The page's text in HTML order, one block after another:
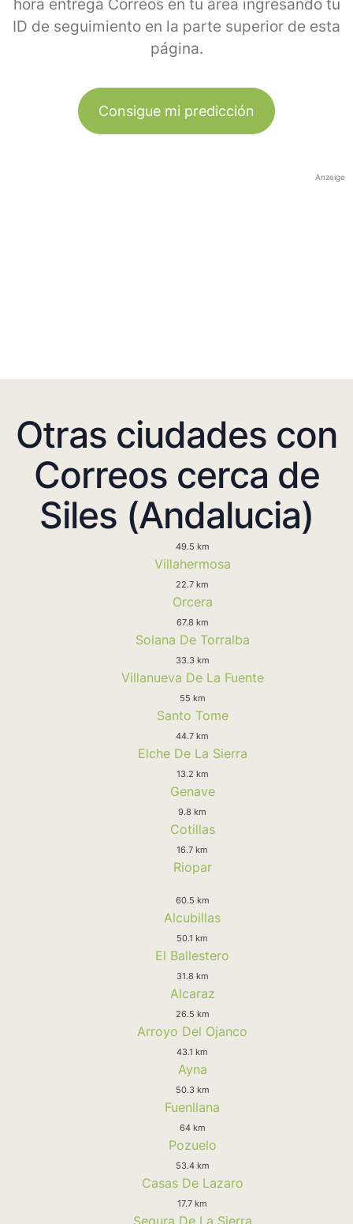
hora entrega Correos en tu área ingresando tu
ID de seguimiento en la parte superior de esta
página.
Consigue mi predicción
Anzeige
Otras ciudades con
Correos cerca de
Siles (Andalucia)
49.5 km
Villahermosa
22.7 km
Orcera
67.8 km
Solana De Torralba
33.3 km
Villanueva De La Fuente
55 km
Santo Tome
44.7 km
Elche De La Sierra
13.2 km
Genave
9.8 km
Cotillas
16.7 km
Riopar
60.5 km
Alcubillas
50.1 km
El Ballestero
31.8 km
Alcaraz
26.5 km
Arroyo Del Ojanco
43.1 km
Ayna
50.3 km
Fuenllana
64 km
Pozuelo
53.4 km
Casas De Lazaro
17.7 km
Segura De La Sierra